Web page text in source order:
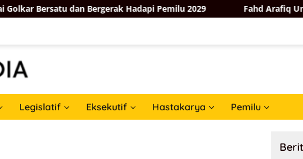
dan Bergerak Hadapi Pemilu 2029 Fahd Arafiq Ungkap Hasil
Legislatif Eksekutif Hastakarya Pemilu